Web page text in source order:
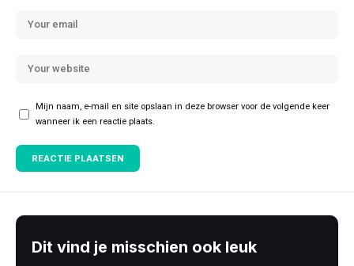
Mijn naam, e-mail en site opslaan in deze browser voor de volgende keer
wanneer ik een reactie plaats.
Dit vind je misschien ook leuk